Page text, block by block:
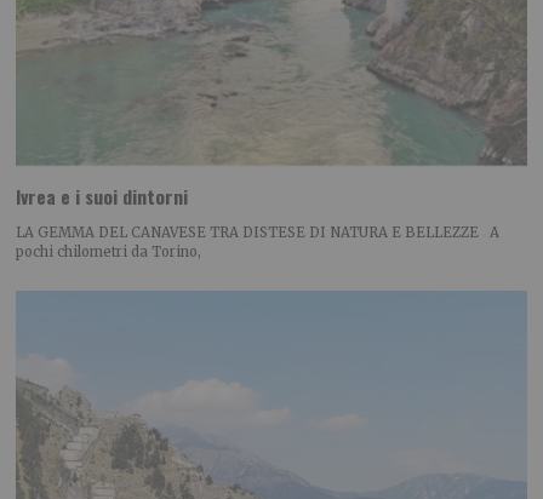
Ivrea e i suoi dintorni
LA GEMMA DEL CANAVESE TRA DISTESE DI NATURA E BELLEZZE A
pochi chilometri da Torino,